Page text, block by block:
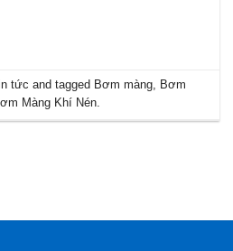
tức and tagged Bơm màng, Bơm
Màng Khí Nén.